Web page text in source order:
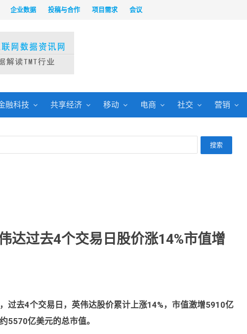
企业数据 投稿与合作 项目需求 会议
融科技 共享经济 移动 电商 社交 营销
达过去4个交易日股价涨14%市值增
过去4个交易日，英伟达股价累计上涨14%，市值激增5910亿
5570亿美元的总市值。